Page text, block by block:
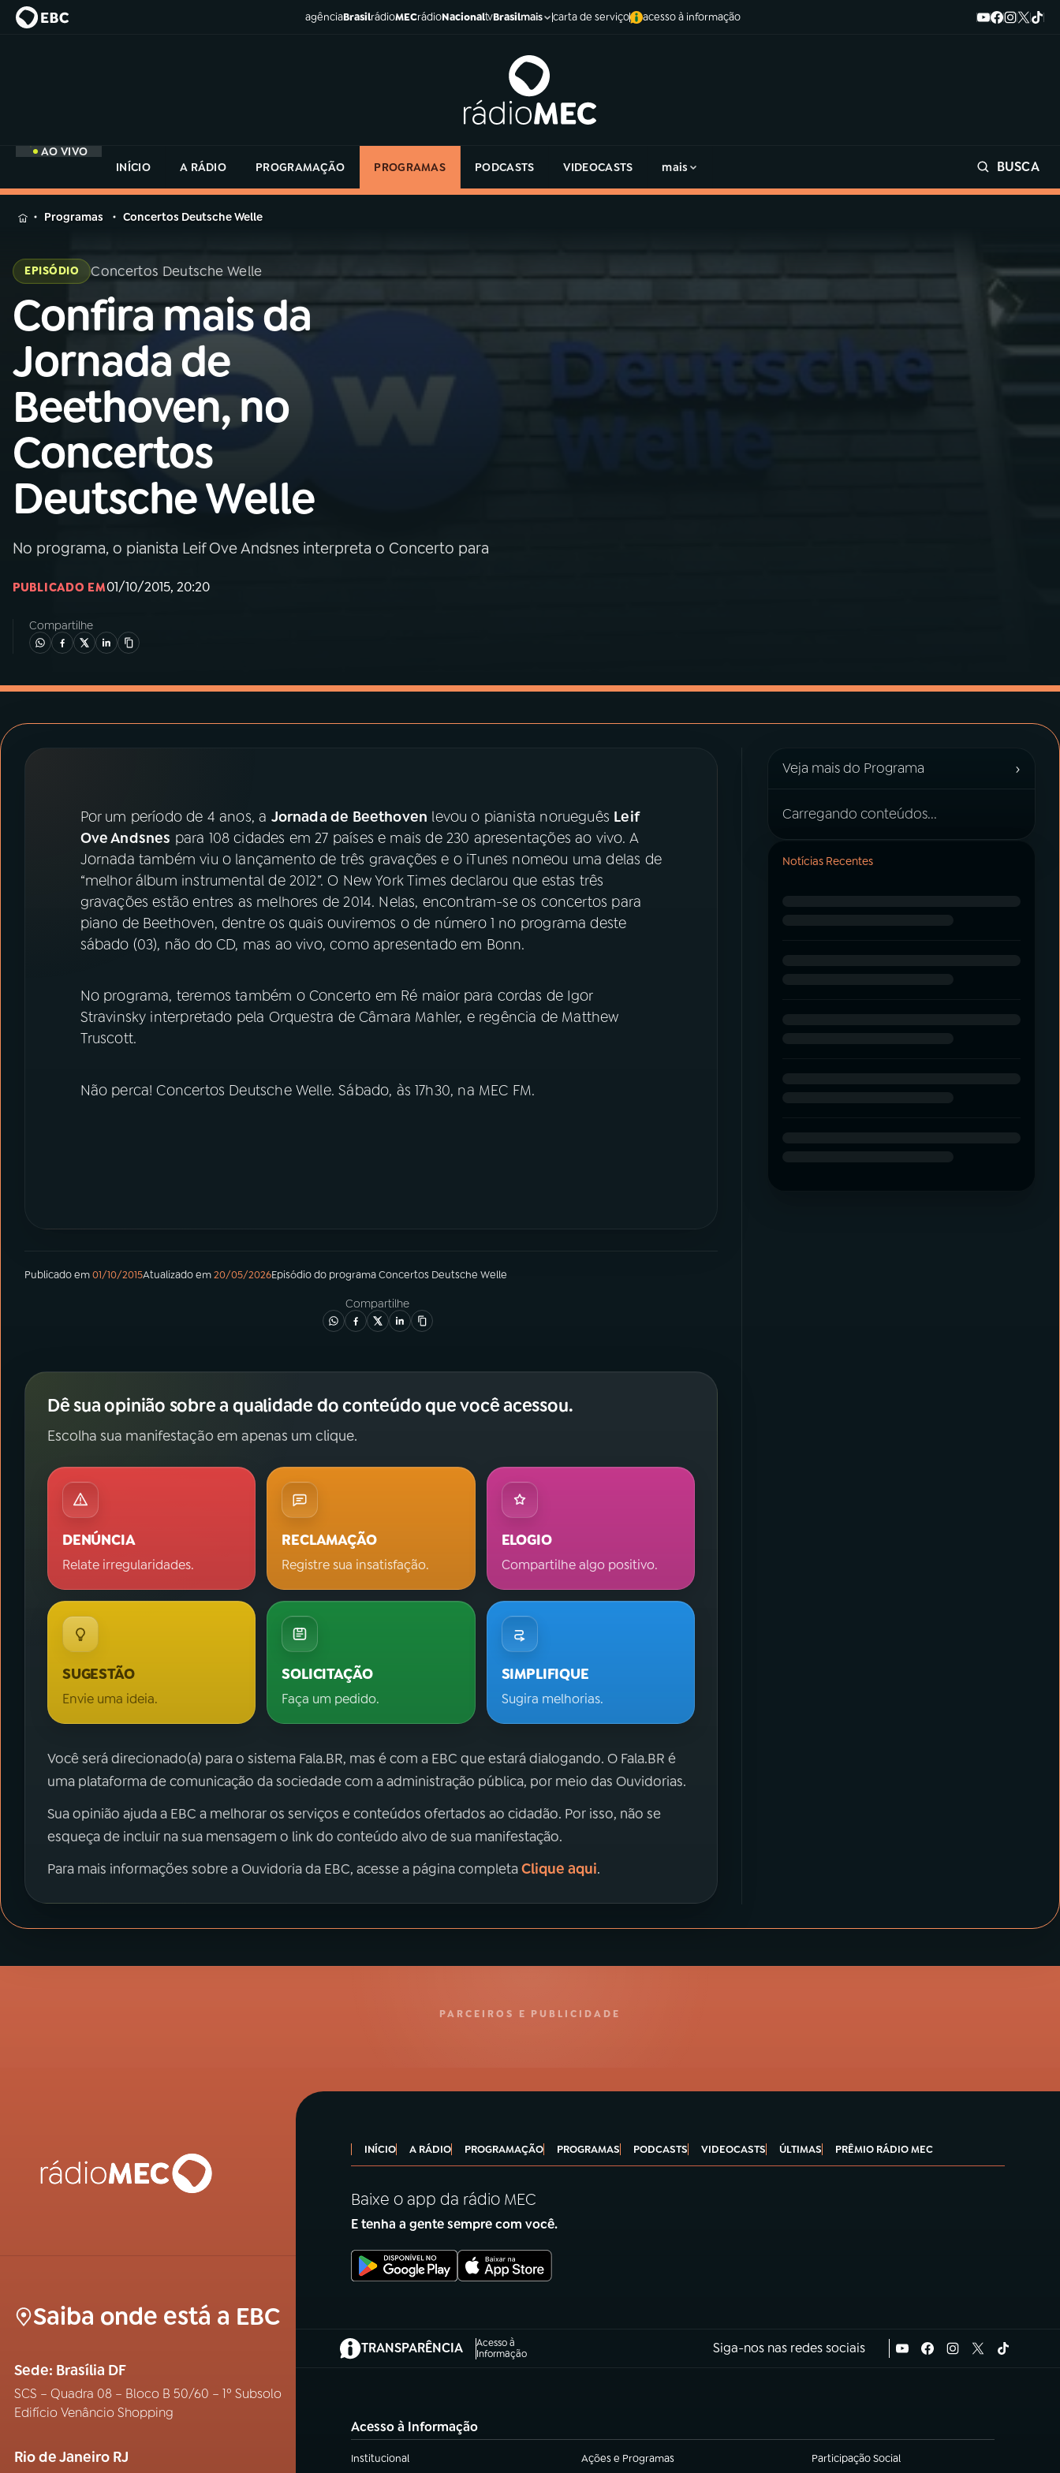
agênciaBrasilrádioMECrádioNacionaltvBrasilmais carta de serviço acesso à informação
AO VIVO
INÍCIO
A RÁDIO PROGRAMAÇÃO PROGRAMAS PODCASTS VIDEOCASTS mais BUSCA
MENU
Buscar
na
Rádio
MEC
01 INÍCIO
02A RÁDIO
03PROGRAMAÇÃO
04PROGRAMAS
06VIDEOCASTS
ACOMPANHE A RÁDIO MEC
YouTube Facebook
na
Rádio
Programas Concertos Deutsche Welle
EPISÓDIO Concertos Deutsche Welle
Confira mais da
Jornada de
Beethoven, no
Concertos
Deutsche Welle
No programa, o pianista Leif Ove Andsnes interpreta o Concerto para
PUBLICADO EM01/10/2015, 20:20
Compartilhe
Por um período de 4 anos, a Jornada de Beethoven levou o pianista norueguês Leif
Ove Andsnes para 108 cidades em 27 países e mais de 230 apresentações ao vivo. A
Jornada também viu o lançamento de três gravações e o iTunes nomeou uma delas de
“melhor álbum instrumental de 2012”. O New York Times declarou que estas três
gravações estão entres as melhores de 2014. Nelas, encontram-se os concertos para
piano de Beethoven, dentre os quais ouviremos o de número 1 no programa deste
sábado (03), não do CD, mas ao vivo, como apresentado em Bonn.
No programa, teremos também o Concerto em Ré maior para cordas de Igor
Stravinsky interpretado pela Orquestra de Câmara Mahler, e regência de Matthew
Truscott.
Não perca! Concertos Deutsche Welle. Sábado, às 17h30, na MEC FM.
Publicado em01/10/2015Atualizado em20/05/2026Episódiodo programaConcertos Deutsche Welle
Compartilhe
Dê sua opinião sobre a qualidade do conteúdo que você acessou.
Escolha sua manifestação em apenas um clique.
DENÚNCIA
Relate irregularidades.
RECLAMAÇÃO
Registre sua insatisfação.
ELOGIO
Compartilhe algo positivo.
SUGESTÃO
Envie uma ideia.
SOLICITAÇÃO
Faça um pedido.
SIMPLIFIQUE
Sugira melhorias.
Você será direcionado(a) para o sistema Fala.BR, mas é com a EBC que estará dialogando. O Fala.BR é
uma plataforma de comunicação da sociedade com a administração pública, por meio das Ouvidorias.
Sua opinião ajuda a EBC a melhorar os serviços e conteúdos ofertados ao cidadão. Por isso, não se
esqueça de incluir na sua mensagem o link do conteúdo alvo de sua manifestação.
Para mais informações sobre a Ouvidoria da EBC, acesse a página completaClique aqui.
Veja mais do Programa ›
Carregando conteúdos...
Notícias Recentes
PARCEIROS E PUBLICIDADE
Saiba onde está a EBC
Sede: Brasília DF
SCS – Quadra 08 – Bloco B 50/60 – 1º Subsolo
Edifício Venâncio Shopping
Rio de Janeiro RJ
INÍCIO A RÁDIO PROGRAMAÇÃO PROGRAMAS PODCASTS VIDEOCASTS ÚLTIMAS PRÊMIO RÁDIO MEC
Baixe o app da rádio MEC
E tenha a gente sempre com você.
TRANSPARÊNCIA
Acesso à
Informação
(abre em nova aba) Siga-nos nas redes sociais
Acesso à Informação
Institucional
(abre em nova aba) Ações e Programas
(abre em nova aba) Participação Social
(abre em nova aba)